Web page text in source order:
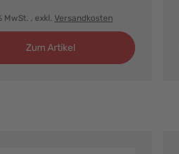
MwSt. , exkl. Versandkosten
Zum Artikel